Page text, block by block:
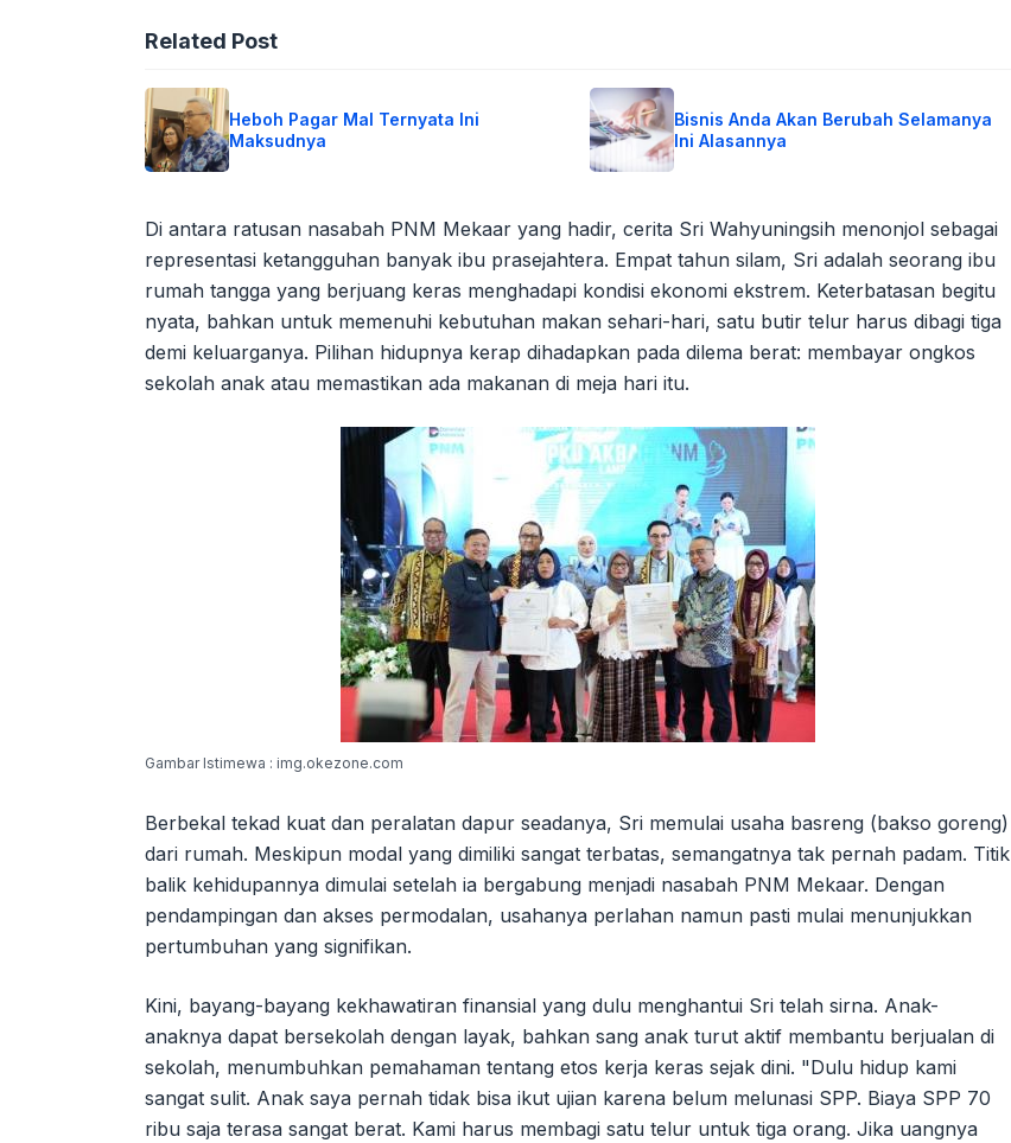
Related Post
Heboh Pagar Mal Ternyata Ini
Maksudnya
Bisnis Anda Akan Berubah Selamanya
Ini Alasannya
Di antara ratusan nasabah PNM Mekaar yang hadir, cerita Sri Wahyuningsih menonjol sebagai
representasi ketangguhan banyak ibu prasejahtera. Empat tahun silam, Sri adalah seorang ibu
rumah tangga yang berjuang keras menghadapi kondisi ekonomi ekstrem. Keterbatasan begitu
nyata, bahkan untuk memenuhi kebutuhan makan sehari-hari, satu butir telur harus dibagi tiga
demi keluarganya. Pilihan hidupnya kerap dihadapkan pada dilema berat: membayar ongkos
sekolah anak atau memastikan ada makanan di meja hari itu.
Gambar Istimewa : img.okezone.com
Berbekal tekad kuat dan peralatan dapur seadanya, Sri memulai usaha basreng (bakso goreng)
dari rumah. Meskipun modal yang dimiliki sangat terbatas, semangatnya tak pernah padam. Titik
balik kehidupannya dimulai setelah ia bergabung menjadi nasabah PNM Mekaar. Dengan
pendampingan dan akses permodalan, usahanya perlahan namun pasti mulai menunjukkan
pertumbuhan yang signifikan.
Kini, bayang-bayang kekhawatiran finansial yang dulu menghantui Sri telah sirna. Anak-
anaknya dapat bersekolah dengan layak, bahkan sang anak turut aktif membantu berjualan di
sekolah, menumbuhkan pemahaman tentang etos kerja keras sejak dini. "Dulu hidup kami
sangat sulit. Anak saya pernah tidak bisa ikut ujian karena belum melunasi SPP. Biaya SPP 70
ribu saja terasa sangat berat. Kami harus membagi satu telur untuk tiga orang. Jika uangnya